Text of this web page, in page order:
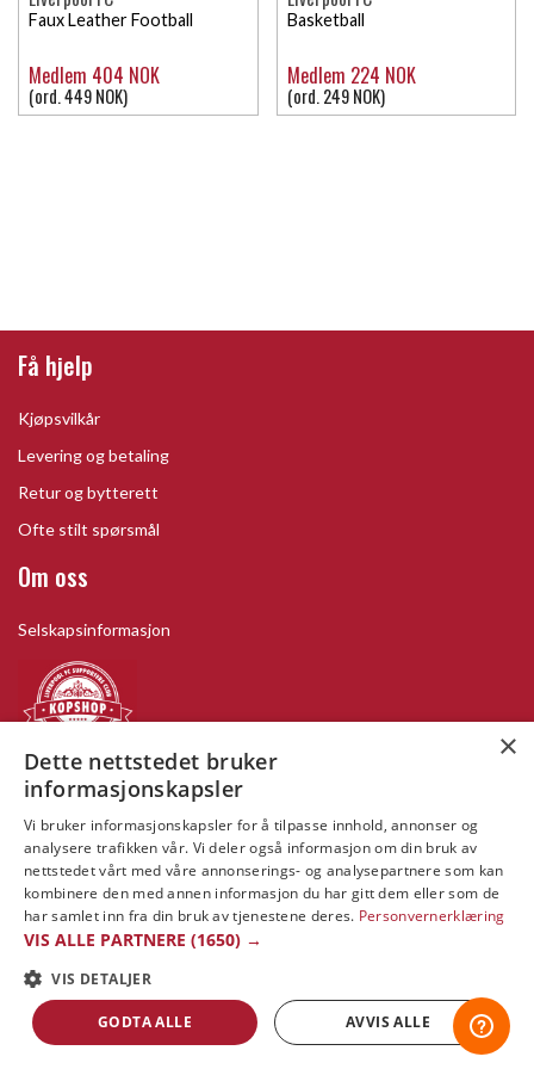
Faux Leather Football
Medlem 404 NOK
(ord. 449 NOK)
Basketball
Medlem 224 NOK
(ord. 249 NOK)
Få hjelp
Kjøpsvilkår
Levering og betaling
Retur og bytterett
Ofte stilt spørsmål
Om oss
Selskapsinformasjon
Copyright © 2019 This site is Licensed to 377 Sport AB IntegritetspolicyCookies
×
Dette nettstedet bruker
informasjonskapsler
Vi bruker informasjonskapsler for å tilpasse innhold, annonser og
analysere trafikken vår. Vi deler også informasjon om din bruk av
nettstedet vårt med våre annonserings- og analysepartnere som kan
kombinere den med annen informasjon du har gitt dem eller som de
har samlet inn fra din bruk av tjenestene deres. Personvernerklæring
VIS ALLE PARTNERE (1650) →
VIS DETALJER
GODTA ALLE AVVIS ALLE